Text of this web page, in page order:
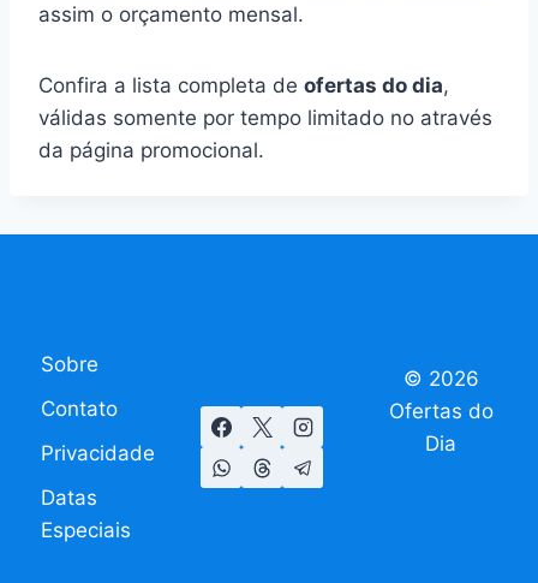
assim o orçamento mensal.
Confira a lista completa de ofertas do dia,
válidas somente por tempo limitado no através
da página promocional.
Sobre
Contato
Privacidade
Datas
Especiais
© 2026
Ofertas do
Dia